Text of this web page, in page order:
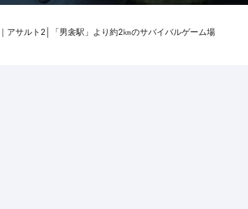
アサルト2│「男衾駅」より約2㎞のサバイバルゲーム場